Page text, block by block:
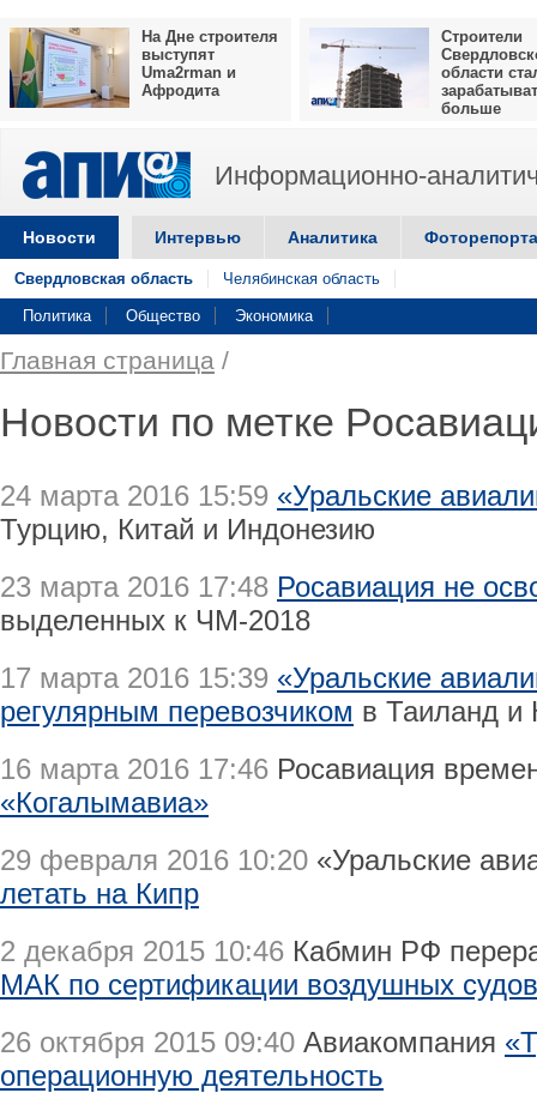
На Дне строителя
выступят
Uma2rman и
Афродита
Строители
области
больше
Информационно-
Новости Интервью Аналитика
Свердловская область Челябинская область
Политика Общество Экономика
Главная страница /
Новости по метке
24 марта 2016 15:59 «Уральские
Турцию, Китай и Индонезию
23 марта 2016 17:48 Росавиация не
выделенных к ЧМ-2018
17 марта 2016 15:39 «Уральские
регулярным перевозчиком в Таиланд и
16 марта 2016 17:46 Росавиация
«Когалымавиа»
29 февраля 2016 10:20 «Уральские
летать на Кипр
2 декабря 2015 10:46 Кабмин РФ
МАК по сертификации воздушных судов
26 октября 2015 09:40 Авиакомпания
операционную деятельность